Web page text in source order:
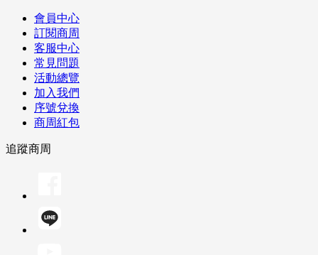
會員中心
訂閱商周
客服中心
常見問題
活動總覽
加入我們
序號兌換
商周紅包
追蹤商周